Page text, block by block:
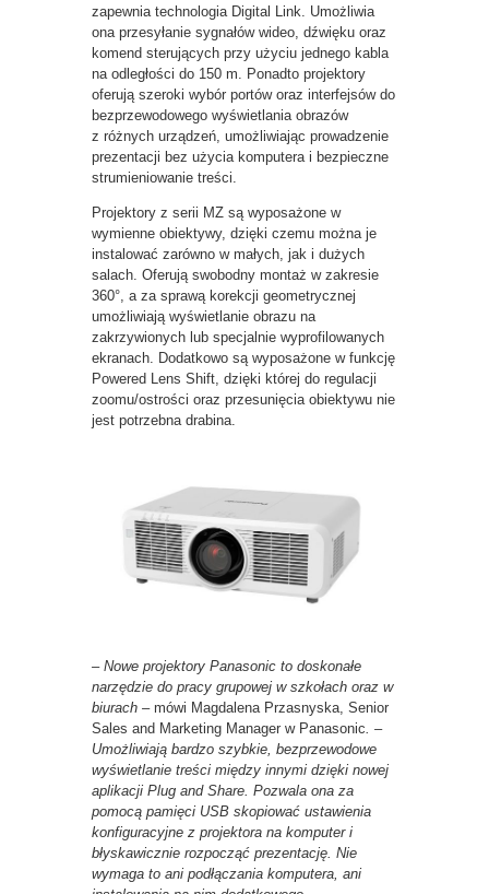
zapewnia technologia Digital Link. Umożliwia
ona przesyłanie sygnałów wideo, dźwięku oraz
komend sterujących przy użyciu jednego kabla
na odległości do 150 m. Ponadto projektory
oferują szeroki wybór portów oraz interfejsów do
bezprzewodowego wyświetlania obrazów
z różnych urządzeń, umożliwiając prowadzenie
prezentacji bez użycia komputera i bezpieczne
strumieniowanie treści.
Projektory z serii MZ są wyposażone w
wymienne obiektywy, dzięki czemu można je
instalować zarówno w małych, jak i dużych
salach. Oferują swobodny montaż w zakresie
360°, a za sprawą korekcji geometrycznej
umożliwiają wyświetlanie obrazu na
zakrzywionych lub specjalnie wyprofilowanych
ekranach. Dodatkowo są wyposażone w funkcję
Powered Lens Shift, dzięki której do regulacji
zoomu/ostrości oraz przesunięcia obiektywu nie
jest potrzebna drabina.
– Nowe projektory Panasonic to doskonałe
narzędzie do pracy grupowej w szkołach oraz w
biurach – mówi Magdalena Przasnyska, Senior
Sales and Marketing Manager w Panasonic . –
Umożliwiają bardzo szybkie, bezprzewodowe
wyświetlanie treści między innymi dzięki nowej
aplikacji Plug and Share. Pozwala ona za
pomocą pamięci USB skopiować ustawienia
konfiguracyjne z projektora na komputer i
błyskawicznie rozpocząć prezentację. Nie
wymaga to ani podłączania komputera, ani